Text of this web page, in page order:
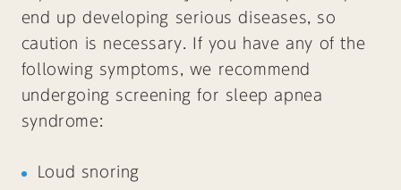
end up developing serious diseases, so
caution is necessary. If you have any of the
following symptoms, we recommend
undergoing screening for sleep apnea
syndrome:
Loud snoring